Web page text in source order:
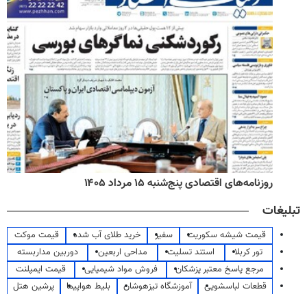
روزنامه‌های اقتصادی پنج‌شنبه ۱۵ مرداد ۱۴۰۵
تبلیغات
قیمت شیشه سکوریت سفیر خرید طلای آب شده
قیمت موکت
تور کربلا
استند تسلیت مداحی اربعین
دوربین مداربسته
مرجع پاسخ معتبر پزشکان
فروش مواد شیمیایی
قیمت ایمپلنت
قطعات لباسشویی
آموزشگاه تیزهوشان بلیط هواپیما
پرشین هتل